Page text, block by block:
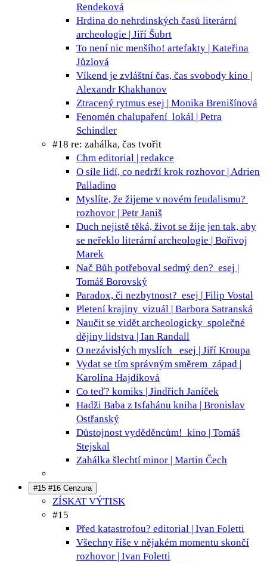
Rendeková
Hrdina do nehrdinských časů literární
archeologie | Jiří Šubrt
To není nic menšího! artefakty | Kateřina
Jůzlová
Víkend je zvláštní čas, čas svobody kino |
Alexandr Khakhanov
Ztracený rytmus esej | Monika Brenišínová
Fenomén chalupaření lokál | Petra
Schindler
#18 re: zahálka, čas tvořit
Chm editorial | redakce
O síle lidí, co nedrží krok rozhovor | Adrien
Palladino
Myslíte, že žijeme v novém feudalismu?
rozhovor | Petr Janiš
Duch nejistě těká, život se žije jen tak, aby
se neřeklo literární archeologie | Bořivoj
Marek
Nač Bůh potřeboval sedmý den? esej |
Tomáš Borovský
Paradox, či nezbytnost? esej | Filip Vostal
Pletení krajiny vizuál | Barbora Satranská
Naučit se vidět archeologicky společné
dějiny lidstva | Ian Randall
O nezávislých myslích
esej | Jiří Kroupa
Vydat se tím správným směrem západ |
Karolína Hajdíková
Co teď? komiks | Jindřich Janíček
Hadži Baba z Isfahánu kniha | Bronislav
Ostřanský
Důstojnost vyděděncům! kino | Tomáš
Stejskal
Zahálka šlechtí minor | Martin Čech
#15 #16 Cenzura
ZÍSKAT VÝTISK
#15
Před katastrofou? editorial | Ivan Foletti
Všechny říše v nějakém momentu skončí
rozhovor | Ivan Foletti